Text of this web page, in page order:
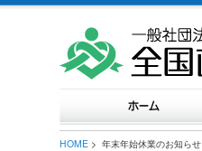
HOME> 年末年始休業のお知らせ